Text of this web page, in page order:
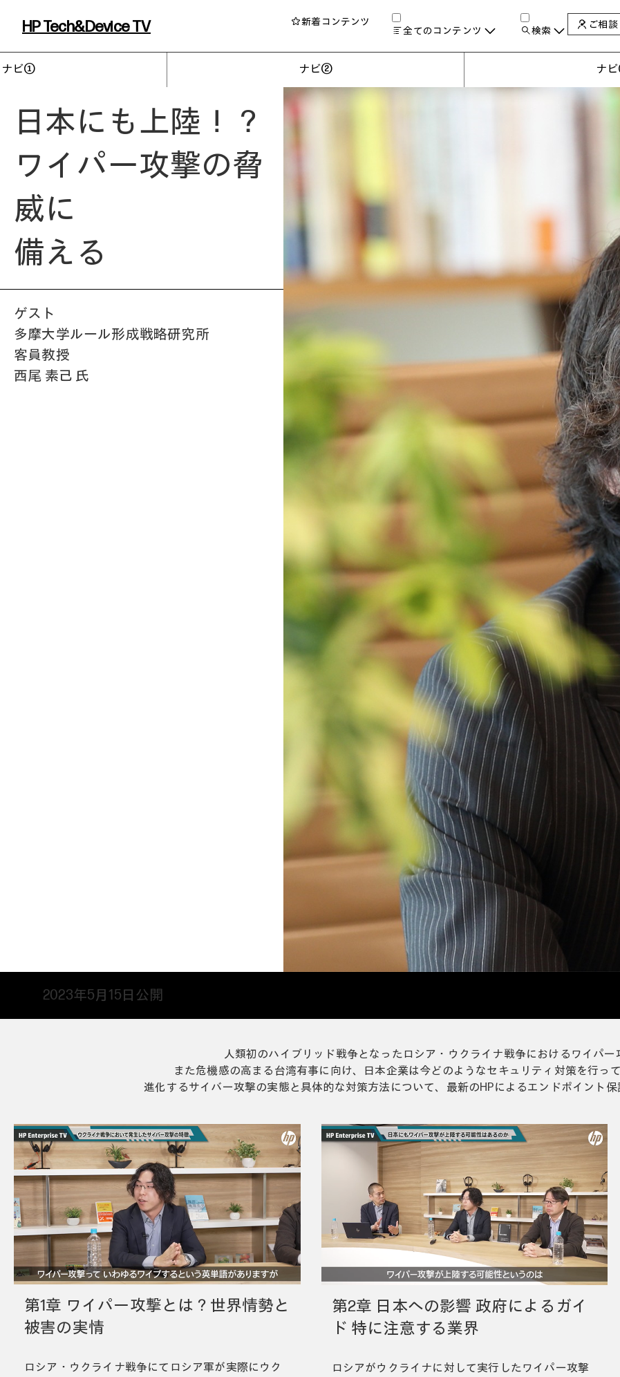
HP Tech&Device TV 新着コンテンツ
全てのコンテンツ
チャンネル
ワークステーション
タグ
タ
コラム一覧
検索
HP Tech&Device TV 内のコンテンツを検索します。
ご相談
ナビ① ナビ② ナ
日本にも上陸！？
ワイパー攻撃の脅
威に
備える
ゲスト
多摩大学ルール形成戦略研究所
客員教授
西尾 素己 氏
2023年5月15日公開
人類初のハイブリッド戦争となったロシア・ウクライナ戦争におけるワイパー
また危機感の高まる台湾有事に向け、日本企業は今どのようなセキュリティ対策を行っ
進化するサイバー攻撃の実態と具体的な対策方法について、最新のHPによるエンドポイント保
第1章 ワイパー攻撃とは？世界情勢と
被害の実情
ロシア・ウクライナ戦争にてロシア軍が実際にウク
第2章 日本への影響 政府によるガイ
ド 特に注意する業界
ロシアがウクライナに対して実行したワイパー攻撃